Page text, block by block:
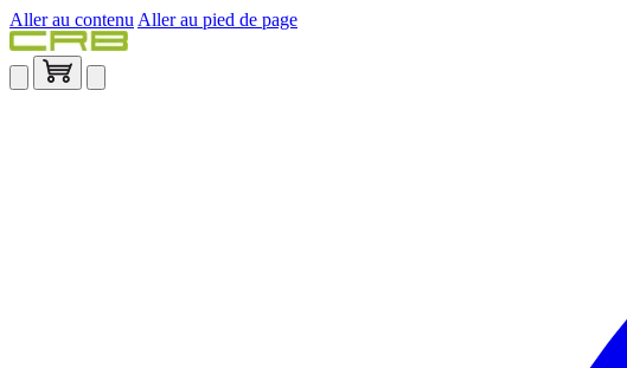
Aller au contenu Aller au pied de page